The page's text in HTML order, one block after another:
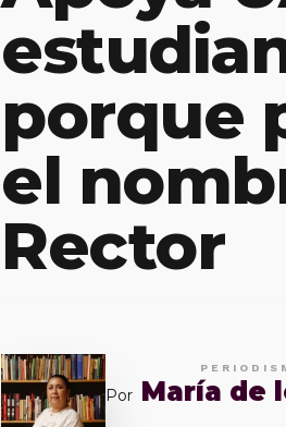
porque
el
Rector
Por María de